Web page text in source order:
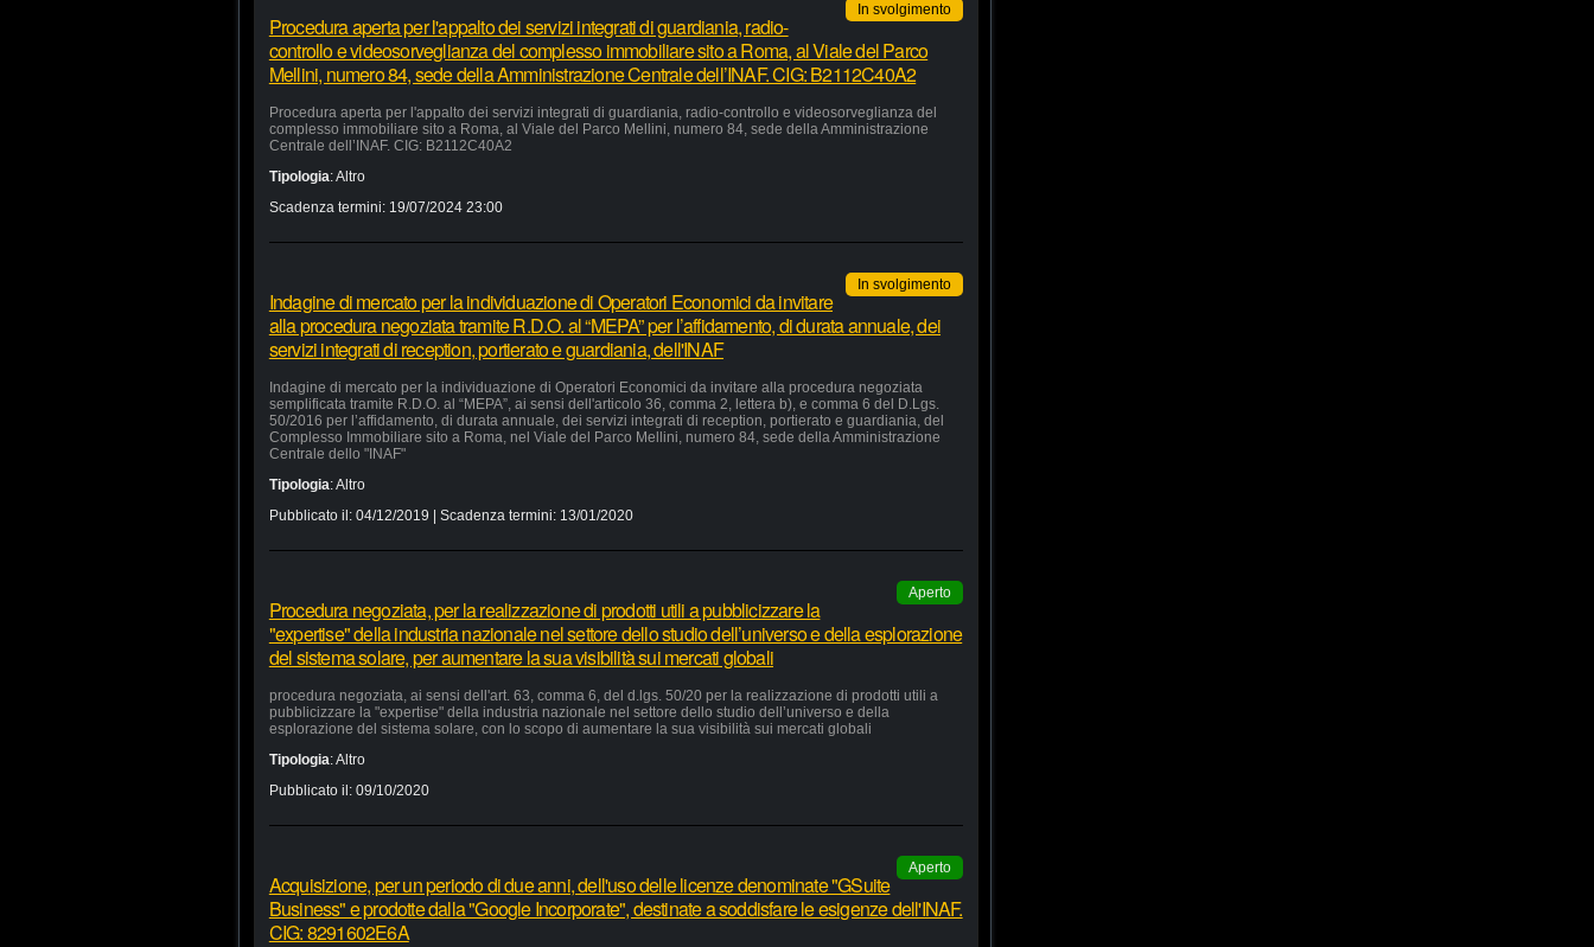
In svolgimento
Procedura aperta per l'appalto dei servizi integrati di guardiania, radio-
controllo e videosorveglianza del complesso immobiliare sito a Roma, al Viale del Parco
Mellini, numero 84, sede della Amministrazione Centrale dell’INAF. CIG: B2112C40A2
Procedura aperta per l'appalto dei servizi integrati di guardiania, radio-controllo e videosorveglianza del
complesso immobiliare sito a Roma, al Viale del Parco Mellini, numero 84, sede della Amministrazione
Centrale dell’INAF. CIG: B2112C40A2
Tipologia:Altro
Scadenza termini: 19/07/2024 23:00
In svolgimento
Indagine di mercato per la individuazione di Operatori Economici da invitare
alla procedura negoziata tramite R.D.O. al “MEPA” per l’affidamento, di durata annuale, dei
servizi integrati di reception, portierato e guardiania, dell'INAF
Indagine di mercato per la individuazione di Operatori Economici da invitare alla procedura negoziata
semplificata tramite R.D.O. al “MEPA”, ai sensi dell'articolo 36, comma 2, lettera b), e comma 6 del D.Lgs.
50/2016 per l’affidamento, di durata annuale, dei servizi integrati di reception, portierato e guardiania, del
Complesso Immobiliare sito a Roma, nel Viale del Parco Mellini, numero 84, sede della Amministrazione
Centrale dello "INAF"
Tipologia:Altro
Pubblicato il: 04/12/2019 | Scadenza termini: 13/01/2020
Aperto
Procedura negoziata, per la realizzazione di prodotti utili a pubblicizzare la
"expertise" della industria nazionale nel settore dello studio dell’universo e della esplorazione
del sistema solare, per aumentare la sua visibilità sui mercati globali
procedura negoziata, ai sensi dell'art. 63, comma 6, del d.lgs. 50/20 per la realizzazione di prodotti utili a
pubblicizzare la "expertise" della industria nazionale nel settore dello studio dell’universo e della
esplorazione del sistema solare, con lo scopo di aumentare la sua visibilità sui mercati globali
Tipologia:Altro
Pubblicato il: 09/10/2020
Aperto
Acquisizione, per un periodo di due anni, dell'uso delle licenze denominate "GSuite
Business" e prodotte dalla "Google Incorporate", destinate a soddisfare le esigenze dell'INAF.
CIG: 8291602E6A